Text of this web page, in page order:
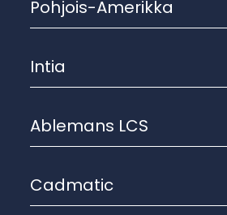
Pohjois-Amerikka
Intia
Ablemans LCS
Cadmatic